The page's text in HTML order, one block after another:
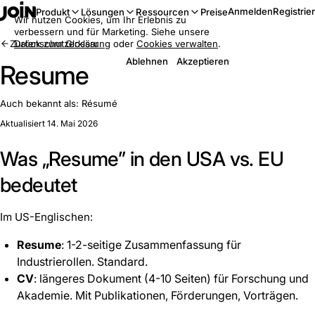
Produkt Lösungen Ressourcen PreiseAnmelden
Zurück zum Glossar
Resume
Auch bekannt als: Résumé
Aktualisiert 14. Mai 2026
Was „Resume” in den USA vs. EU
bedeutet
Im US-Englischen:
Resume: 1-2-seitige Zusammenfassung für
Industrierollen. Standard.
CV: längeres Dokument (4-10 Seiten) für Forschung und
Akademie. Mit Publikationen, Förderungen, Vorträgen.
Wir nutzen Cookies, um Ihr Erlebnis zu
verbessern und für Marketing. Siehe unsere
Datenschutzerklärung oder Cookies verwalten.
Ablehnen
Akzeptieren